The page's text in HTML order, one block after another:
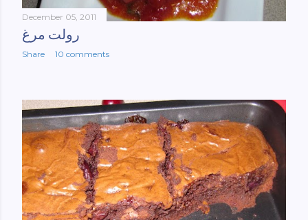
December 05, 2011
رولت مرغ
Share 10 comments